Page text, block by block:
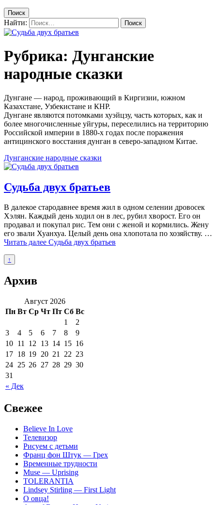
Поиск
Найти:
Рубрика: Дунганские
народные сказки
Дунгане — народ, проживающий в Киргизии, южном
Казахстане, Узбекистане и КНР.
Дунгане являются потомками хуэйцзу, часть которых, как и
более многочисленные уйгуры, переселились на территорию
Российской империи в 1880-х годах после поражения
антицинского восстания дунган в северо-западном Китае.
Дунганские народные сказки
Судьба двух братьев
В далекое стародавнее время жил в одном селении дровосек
Хэлян. Каждый день ходил он в лес, рубил хворост. Его он
продавал и покупал рис. Тем они с женой и кормились. Жену
его звали Хуанхуа. Целый день она хлопотала по хозяйству. …
Читать далее Судьба двух братьев
↑
Архив
Август 2026
Пн Вт Ср Чт Пт Сб Вс
« Дек
1
2
3
4 5 6 7 8
9
10 11 12 13 14 15 16
17 18 19 20 21 22 23
24 25 26 27 28 29 30
31
Свежее
Believe In Love
Телевизор
Рисуем с детьми
Франц фон Штук — Грех
Временные трудности
Muse — Uprising
TOLERANTIA
Lindsey Stirling — First Light
О овца!